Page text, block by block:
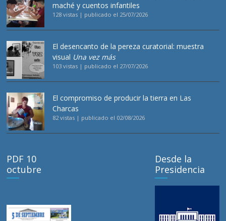
maché y cuentos infantiles
128 vistas | publicado el 25/07/2026
El desencanto de la pereza curatorial: muestra
visual Una vez más
103 vistas | publicado el 27/07/2026
El compromiso de producir la tierra en Las
Charcas
82 vistas | publicado el 02/08/2026
PDF 10
octubre
Desde la
Presidencia